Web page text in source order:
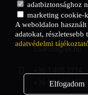
1173 Budapest,
sd@sk.hu
csanda@sk.hu
+36 30 401 1955
adatbiztonsághoz
marketing cookie-k
A weboldalon
adatokat, részletesebb
adatvédelmi
Elfogadom